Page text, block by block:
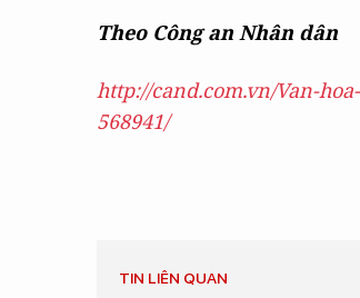
Theo Công an Nhân dân
http://cand.com.vn/Van-
568941/
TIN LIÊN QUAN